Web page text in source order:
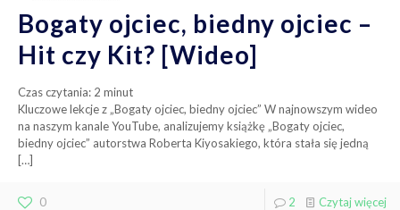
Bogaty ojciec, biedny ojciec –
Hit czy Kit? [Wideo]
Czas czytania: 2 minut
Kluczowe lekcje z „Bogaty ojciec, biedny ojciec” W najnowszym wideo
na naszym kanale YouTube, analizujemy książkę „Bogaty ojciec,
biedny ojciec” autorstwa Roberta Kiyosakiego, która stała się jedną
[…]
0 2 Czytaj więcej